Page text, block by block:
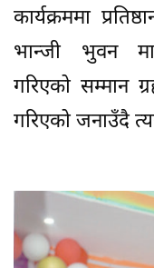
कार्यक्रममा
भान्जी भुवन
गरिएको सम्मान
गरिएको जनाउँदै